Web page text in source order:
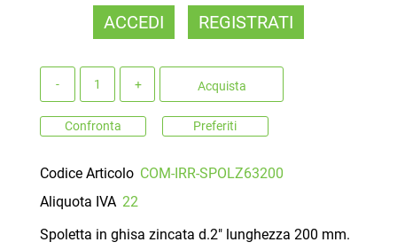
ACCEDI
REGISTRATI
Acquista
Confronta Preferiti
Codice Articolo COM-IRR-SPOLZ63200
Aliquota IVA 22
Spoletta in ghisa zincata d.2" lunghezza 200 mm.